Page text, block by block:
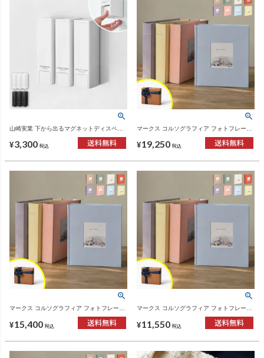
山崎実業 下から出るマグネットディスペン
ーズ
¥3,300 税込
マークス コルソグラフィア フォトフレーム
¥19,250 税込
マークス コルソグラフィア フォトフレーム
¥15,400 税込
マークス コルソグラフィア フォトフレーム
¥11,550 税込